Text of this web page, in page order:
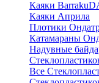
Каяки
Каяки Априла
Плотики
Катамараны
Надувные
Все